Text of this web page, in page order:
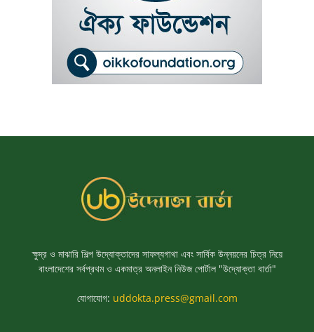
ক্ষুদ্র ও মাঝারি শিল্প উদ্যোক্তাদের সাফল্যগাথা এবং সার্বিক উন্নয়নের চিত্র নিয়ে
বাংলাদেশের সর্বপ্রথম ও একমাত্র অনলাইন নিউজ পোর্টাল "উদ্যোক্তা বার্তা"
যোগাযোগ: uddokta.press@gmail.com